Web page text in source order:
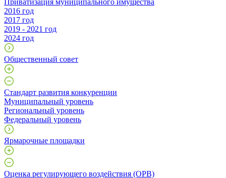
2016 год
2017 год
2019 - 2021 год
2024 год
Общественный совет
Стандарт развития конкуренции
Муниципальный уровень
Региональный уровень
Федеральный уровень
Ярмарочные площадки
Оценка регулирующего воздействия (ОРВ)